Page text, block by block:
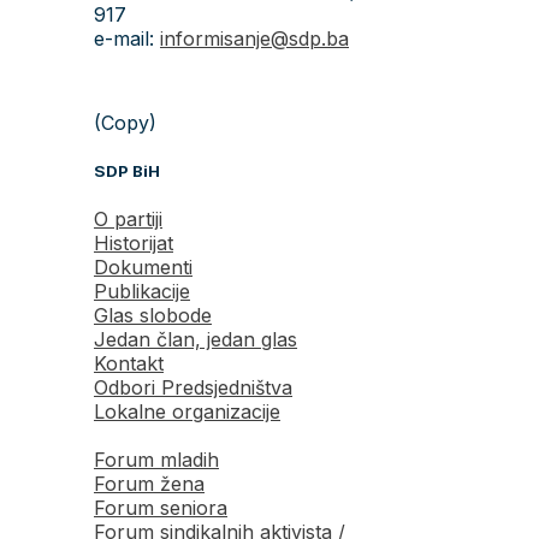
917
e-mail: informisanje@sdp.ba
(Copy)
SDP BiH
O partiji
Historijat
Dokumenti
Publikacije
Glas slobode
Jedan član, jedan glas
Kontakt
Odbori Predsjedništva
Lokalne organizacije
Forum mladih
Forum žena
Forum seniora
Forum sindikalnih aktivista /